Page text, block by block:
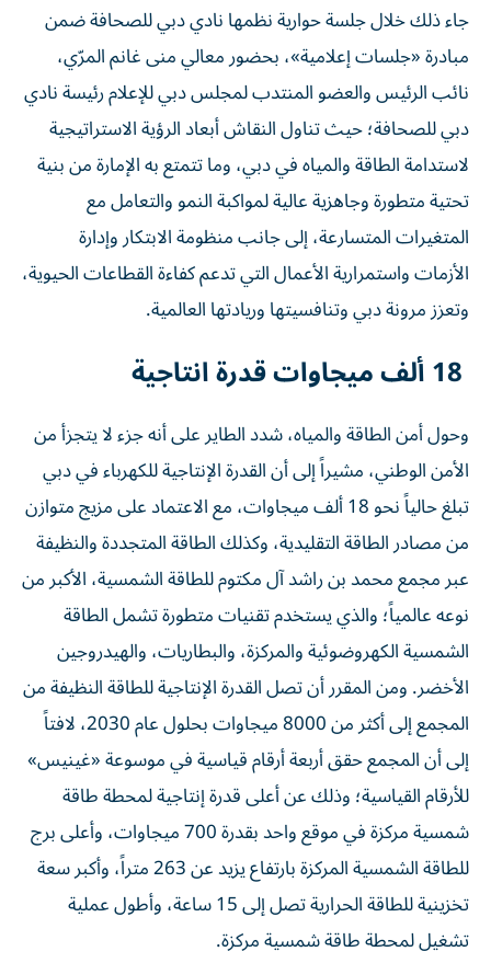
جاء ذلك خلال جلسة حوارية نظمها نادي دبي للصحافة ضمن
مبادرة «جلسات إعلامية»، بحضور معالي منى غانم المرّي،
نائب الرئيس والعضو المنتدب لمجلس دبي للإعلام رئيسة نادي
دبي للصحافة؛ حيث تناول النقاش أبعاد الرؤية الاستراتيجية
لاستدامة الطاقة والمياه في دبي، وما تتمتع به الإمارة من بنية
تحتية متطورة وجاهزية عالية لمواكبة النمو والتعامل مع
المتغيرات المتسارعة، إلى جانب منظومة الابتكار وإدارة
الأزمات واستمرارية الأعمال التي تدعم كفاءة القطاعات الحيوية،
وتعزز مرونة دبي وتنافسيتها وريادتها العالمية.
وحول أمن الطاقة والمياه، شدد الطاير على أنه جزء لا يتجزأ من
الأمن الوطني، مشيراً إلى أن القدرة الإنتاجية للكهرباء في دبي
تبلغ حالياً نحو 18 ألف ميجاوات، مع الاعتماد على مزيج متوازن
من مصادر الطاقة التقليدية، وكذلك الطاقة المتجددة والنظيفة
عبر مجمع محمد بن راشد آل مكتوم للطاقة الشمسية، الأكبر من
نوعه عالمياً؛ والذي يستخدم تقنيات متطورة تشمل الطاقة
الشمسية الكهروضوئية والمركزة، والبطاريات، والهيدروجين
الأخضر. ومن المقرر أن تصل القدرة الإنتاجية للطاقة النظيفة من
المجمع إلى أكثر من 8000 ميجاوات بحلول عام 2030، لافتاً
إلى أن المجمع حقق أربعة أرقام قياسية في موسوعة «غينيس»
للأرقام القياسية؛ وذلك عن أعلى قدرة إنتاجية لمحطة طاقة
شمسية مركزة في موقع واحد بقدرة 700 ميجاوات، وأعلى برج
للطاقة الشمسية المركزة بارتفاع يزيد عن 263 متراً، وأكبر سعة
تخزينية للطاقة الحرارية تصل إلى 15 ساعة، وأطول عملية
تشغيل لمحطة طاقة شمسية مركزة.